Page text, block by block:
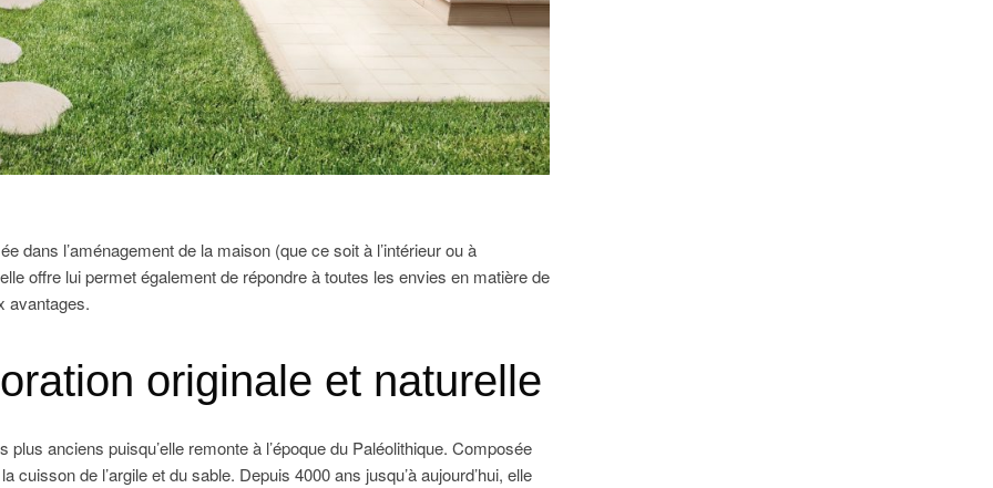
dans l’aménagement de la maison (que ce soit à l’intérieur ou à
offre lui permet également de répondre à toutes les envies en matière de
avantages.
originale et naturelle
anciens puisqu’elle remonte à l’époque du Paléolithique. Composée
de l’argile et du sable. Depuis 4000 ans jusqu’à aujourd’hui, elle